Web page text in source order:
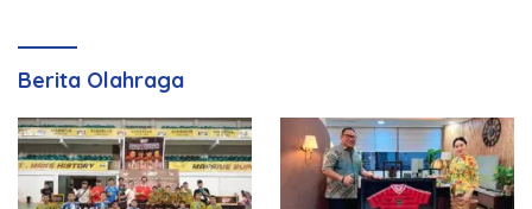
Berita Olahraga